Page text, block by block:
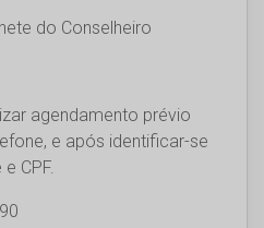
do Conselheiro
agendamento prévio
e após identificar-se
CPF.